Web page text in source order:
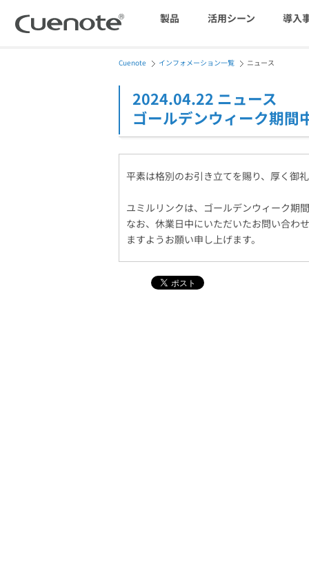
製品
メール配信システム
活用シーン
会員獲得／ニーズ把握
効果改善・顧客育成
導入
マーケティングブログ
Cuenote インフォメーション一覧 ニュース
2024.04.22 ニュース
ゴールデンウィーク期間
平素は格別のお引き立てを賜り、厚く御
ユミルリンクは、ゴールデンウィーク期
なお、休業日中にいただいたお問い合わ
ますようお願い申し上げます。